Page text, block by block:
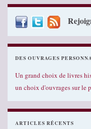
DES OUVRAGES
Un grand choix de livres
un choix d'ouvrages sur le
ARTICLES RÉCENTS